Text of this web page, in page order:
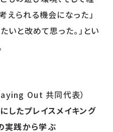
られる機会になった」
いと改めて思った。」とい
Out 共同代表）
したプレイスメイキング
践から学ぶ